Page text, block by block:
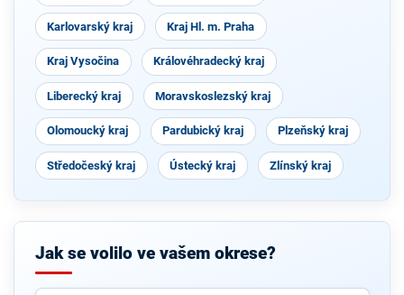
Karlovarský kraj Kraj Hl. m. Praha
Kraj Vysočina Královéhradecký kraj
Liberecký kraj Moravskoslezský kraj
Olomoucký kraj Pardubický kraj Plzeňský kraj
Středočeský kraj Ústecký kraj Zlínský kraj
Jak se volilo ve vašem okrese?